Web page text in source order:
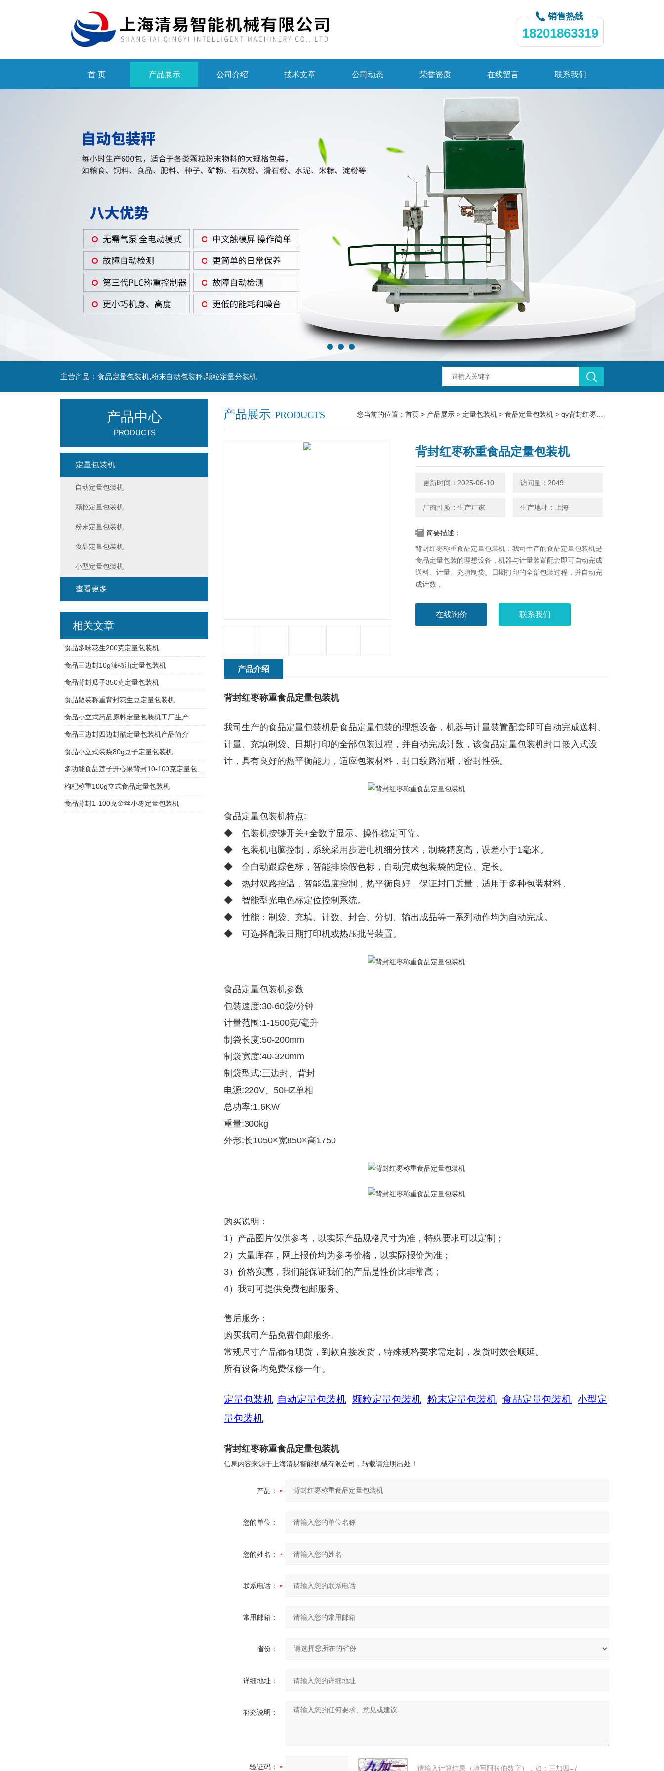
销售热线
18201863319
首 页 产品展示 公司介绍 技术文章 公司动态 荣誉资质 在线留言 联系我们
主营产品：食品定量包装机,粉末自动包装秤,颗粒定量分装机
产品展示 PRODUCTS 您当前的位置： 首页 > 产品展示 > 定量包装机 > 食品定量包装机 > qy背封红枣称重食品定量包装机
背封红枣称重食品定量包装机
更新时间：2025-06-10 访问量：2049
厂商性质：生产厂家 生产地址：上海
简要描述：
背封红枣称重食品定量包装机：我司生产的食品定量包装机是
食品定量包装的理想设备，机器与计量装置配套即可自动完成
送料、计量、充填制袋、日期打印的全部包装过程，并自动完
成计数，
在线询价 联系我们
产品介绍
背封红枣称重食品定量包装机
我司生产的食品定量包装机是食品定量包装的理想设备，机器与计量装置配套即可自动完成送料、
计量、充填制袋、日期打印的全部包装过程，并自动完成计数，该食品定量包装机封口嵌入式设
计，具有良好的热平衡能力，适应包装材料，封口纹路清晰，密封性强。
食品定量包装机特点:
◆ 包装机按键开关+全数字显示。操作稳定可靠。
◆ 包装机电脑控制，系统采用步进电机细分技术，制袋精度高，误差小于1毫米。
◆ 全自动跟踪色标，智能排除假色标，自动完成包装袋的定位、定长。
◆ 热封双路控温，智能温度控制，热平衡良好，保证封口质量，适用于多种包装材料。
◆ 智能型光电色标定位控制系统。
◆ 性能：制袋、充填、计数、封合、分切、输出成品等一系列动作均为自动完成。
◆ 可选择配装日期打印机或热压批号装置。
食品定量包装机参数
包装速度:30-60袋/分钟
计量范围:1-1500克/毫升
制袋长度:50-200mm
制袋宽度:40-320mm
制袋型式:三边封、背封
电源:220V、50HZ单相
总功率:1.6KW
重量:300kg
外形:长1050×宽850×高1750
购买说明：
1）产品图片仅供参考，以实际产品规格尺寸为准，特殊要求可以定制；
2）大量库存，网上报价均为参考价格，以实际报价为准；
3）价格实惠，我们能保证我们的产品是性价比非常高；
4）我司可提供免费包邮服务。
售后服务：
购买我司产品免费包邮服务。
常规尺寸产品都有现货，到款直接发货，特殊规格要求需定制，发货时效会顺延。
所有设备均免费保修一年。
定量包装机 自动定量包装机 颗粒定量包装机 粉末定量包装机 食品定量包装机 小型定
量包装机
背封红枣称重食品定量包装机
信息内容来源于上海清易智能机械有限公司，转载请注明出处！
产品：
您的单位：
您的姓名：
联系电话：
常用邮箱：
省份：
详细地址：
补充说明：
验证码： 请输入计算结果（填写阿拉伯数字），如：三加四=7
产品中心
PRODUCTS
定量包装机
自动定量包装机
颗粒定量包装机
粉末定量包装机
食品定量包装机
小型定量包装机
查看更多
相关文章
食品多味花生200克定量包装机
食品三边封10g辣椒油定量包装机
食品背封瓜子350克定量包装机
食品散装称重背封花生豆定量包装机
食品小立式药品原料定量包装机工厂生产
食品三边封四边封醋定量包装机产品简介
食品小立式装袋80g豆子定量包装机
多功能食品莲子开心果背封10-100克定量包装机
枸杞称重100g立式食品定量包装机
食品背封1-100克金丝小枣定量包装机